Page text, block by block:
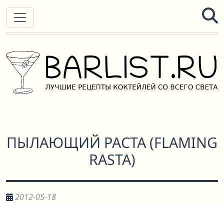
ПЫЛАЮЩИЙ РАСТА(FLAMING
RASTA)
2012-05-18